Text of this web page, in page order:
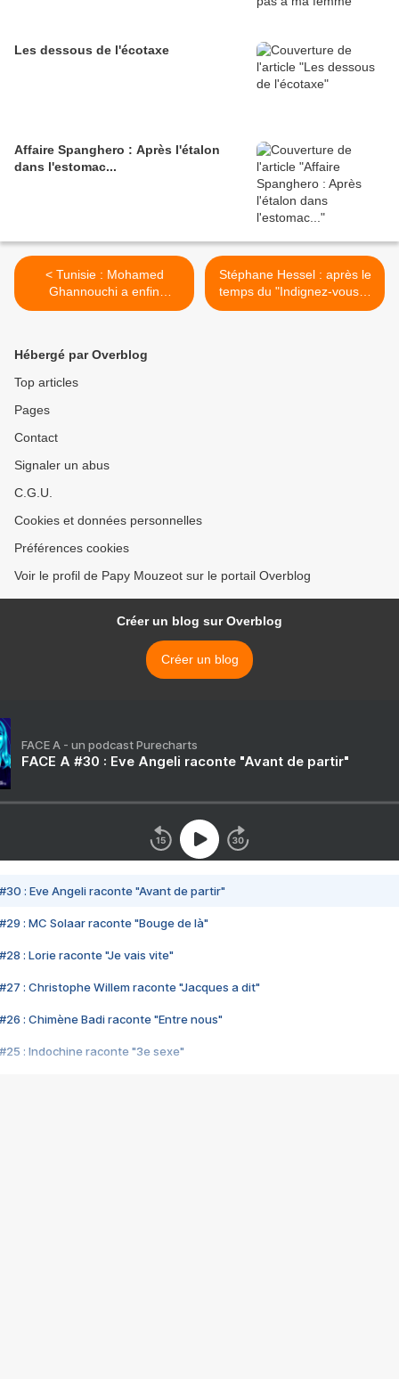
Les dessous de l'écotaxe
Affaire Spanghero : Après l'étalon
dans l'estomac...
< Tunisie : Mohamed
Ghannouchi a enfin
annoncé sa démission
Stéphane Hessel : après le
temps du "Indignez-vous !"
voici le moment du
Hébergé par Overblog
Top articles
Pages
Contact
Signaler un abus
C.G.U.
Cookies et données personnelles
Préférences cookies
Voir le profil de Papy Mouzeot sur le portail Overblog
Créer un blog sur Overblog
Créer un blog
FACE A - un podcast Purecharts
FACE A #30 : Eve Angeli raconte "Avant de partir"
#30 : Eve Angeli raconte "Avant de partir"
#29 : MC Solaar raconte "Bouge de là"
#28 : Lorie raconte "Je vais vite"
#27 : Christophe Willem raconte "Jacques a dit"
#26 : Chimène Badi raconte "Entre nous"
#25 : Indochine raconte "3e sexe"